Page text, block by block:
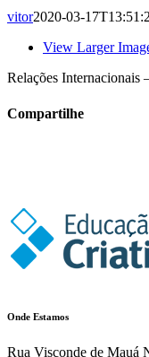
vitor2020-03-
View Larger
Relações Internacionais
Compartilhe
Onde Estamos
Rua Visconde de Mauá